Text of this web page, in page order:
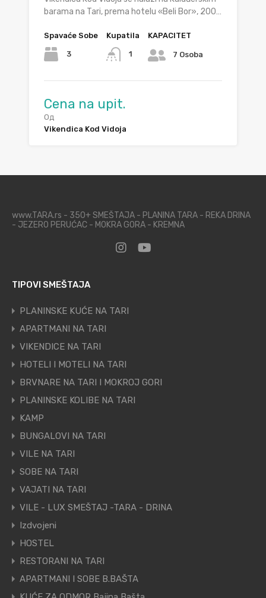
barama na Tari, prema hotelu «Beli Bor», 200…
Spavaće Sobe
3
Kupatila
1
KAPACITET
7 Osoba
Cena na upit.
Од
Vikendica Kod Vidoja
www.TARA.rs - 350+ SMEŠTAJA - PLANINA TARA - REKA DRINA
- JEZERO PERUĆAC - MOKRA GORA - KREMNA
TIPOVI SMEŠTAJA
PLANINSKE KUĆE NA TARI
APARTMANI NA TARI
VIKENDICE NA TARI
HOTELI I MOTELI NA TARI
BRVNARE NA TARI I MOKROJ GORI
PLANINSKE KOLIBE NA TARI
KAMP
BUNGALOVI NA TARI
VILE NA TARI
SOBE NA TARI
VAJATI NA TARI
VILE - LUX SMEŠTAJ -TARA - DRINA
Izdvojeni
HOSTEL
RESTORANI NA TARI
APARTMANI I SOBE B.BAŠTA